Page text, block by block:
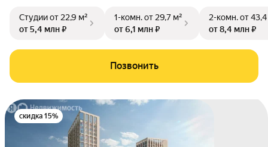
Студииот 22,9 м²
от 5,4 млн ₽
1-комн.от 29,7 м²
от 6,1 млн ₽
2-комн.от
от 8,4 млн ₽
Позвонить
скидка 15%